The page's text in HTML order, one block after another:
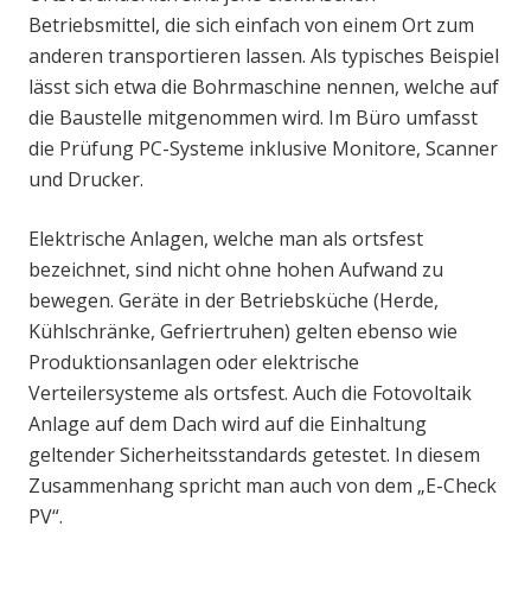
Betriebsmittel, die sich einfach von einem Ort zum
anderen transportieren lassen. Als typisches Beispiel
lässt sich etwa die Bohrmaschine nennen, welche auf
die Baustelle mitgenommen wird. Im Büro umfasst
die Prüfung PC-Systeme inklusive Monitore, Scanner
und Drucker.
Elektrische Anlagen, welche man als ortsfest
bezeichnet, sind nicht ohne hohen Aufwand zu
bewegen. Geräte in der Betriebsküche (Herde,
Kühlschränke, Gefriertruhen) gelten ebenso wie
Produktionsanlagen oder elektrische
Verteilersysteme als ortsfest. Auch die Fotovoltaik
Anlage auf dem Dach wird auf die Einhaltung
geltender Sicherheitsstandards getestet. In diesem
Zusammenhang spricht man auch von dem „E-Check
PV“.